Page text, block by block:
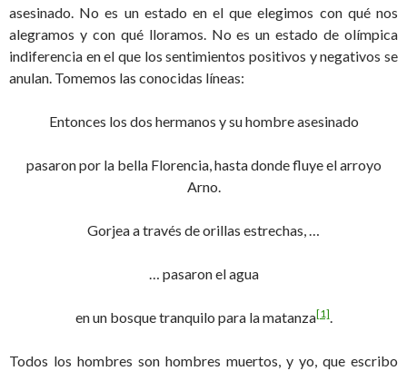
asesinado. No es un estado en el que elegimos con qué nos
alegramos y con qué lloramos. No es un estado de olímpica
indiferencia en el que los sentimientos positivos y negativos se
anulan. Tomemos las conocidas líneas:
Entonces los dos hermanos y su hombre asesinado
pasaron por la bella Florencia, hasta donde fluye el arroyo
Arno.
Gorjea a través de orillas estrechas, …
… pasaron el agua
en un bosque tranquilo para la matanza[1].
Todos los hombres son hombres muertos, y yo, que escribo